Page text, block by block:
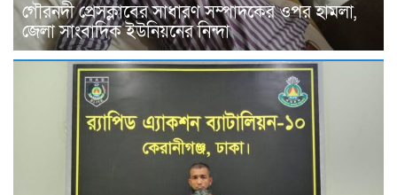
গৌরনদী প্রেসক্লাবের সাধারণ সম্পাদকের ওপর হামলা,
জেলা সাংবাদিক ইউনিয়নের নিন্দা